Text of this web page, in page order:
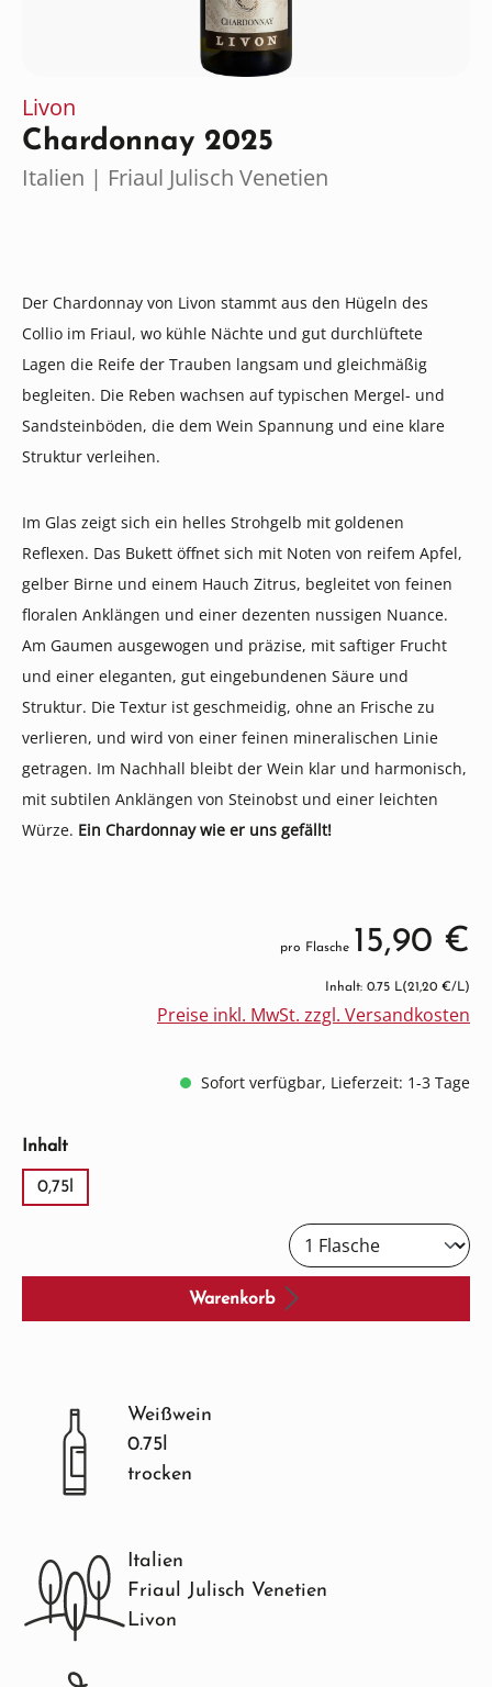
Livon
Chardonnay 2025
Italien | Friaul Julisch Venetien
Der Chardonnay von Livon stammt aus den Hügeln des
Collio im Friaul, wo kühle Nächte und gut durchlüftete
Lagen die Reife der Trauben langsam und gleichmäßig
begleiten. Die Reben wachsen auf typischen Mergel- und
Sandsteinböden, die dem Wein Spannung und eine klare
Struktur verleihen.
Im Glas zeigt sich ein helles Strohgelb mit goldenen
Reflexen. Das Bukett öffnet sich mit Noten von reifem Apfel,
gelber Birne und einem Hauch Zitrus, begleitet von feinen
floralen Anklängen und einer dezenten nussigen Nuance.
Am Gaumen ausgewogen und präzise, mit saftiger Frucht
und einer eleganten, gut eingebundenen Säure und
Struktur. Die Textur ist geschmeidig, ohne an Frische zu
verlieren, und wird von einer feinen mineralischen Linie
getragen. Im Nachhall bleibt der Wein klar und harmonisch,
mit subtilen Anklängen von Steinobst und einer leichten
Würze. Ein Chardonnay wie er uns gefällt!
pro Flasche 15,90 €
Inhalt: 0.75 L(21,20 €/L)
Preise inkl. MwSt. zzgl. Versandkosten
Sofort verfügbar, Lieferzeit: 1-3 Tage
Inhaltauswählen
0,75l
Warenkorb
Weißwein
0.75l
trocken
Italien
Friaul Julisch Venetien
Livon